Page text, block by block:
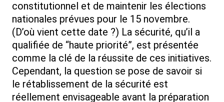
constitutionnel et de maintenir les élections
nationales prévues pour le 15 novembre.
(D’où vient cette date ?) La sécurité, qu’il a
qualifiée de “haute priorité”, est présentée
comme la clé de la réussite de ces initiatives.
Cependant, la question se pose de savoir si
le rétablissement de la sécurité est
réellement envisageable avant la préparation